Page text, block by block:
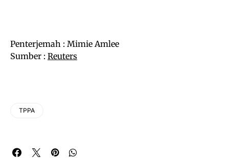
Penterjemah : Mimie Amlee
Sumber : Reuters
TPPA